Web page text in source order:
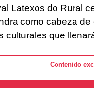
Latexos do Rural
como cabeza
culturales que
Contenido